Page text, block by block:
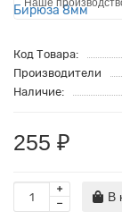
Наше
Код Товара:
Производители
Наличие:
255 ₽
В